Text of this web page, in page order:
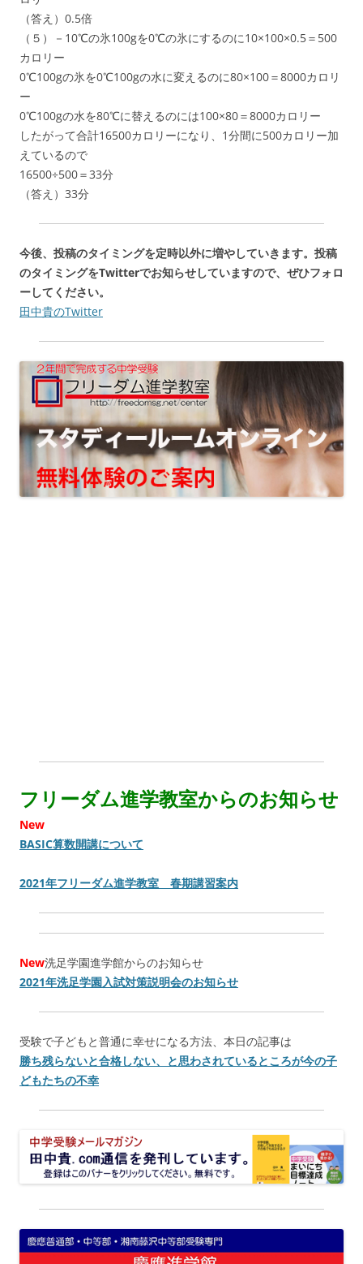
（答え）0.5倍
（５）－10℃の氷100gを0℃の氷にするのに10×100×0.5＝500
カロリー
0℃100gの氷を0℃100gの水に変えるのに80×100＝8000カロリ
ー
0℃100gの水を80℃に替えるのには100×80＝8000カロリー
したがって合計16500カロリーになり、1分間に500カロリー加
えているので
16500÷500＝33分
（答え）33分
今後、投稿のタイミングを定時以外に増やしていきます。投稿
のタイミングをTwitterでお知らせしていますので、ぜひフォロ
ーしてください。
田中貴のTwitter
フリーダム進学教室からのお知らせ
New
BASIC算数開講について
2021年フリーダム進学教室 春期講習案内
New洗足学園進学館からのお知らせ
2021年洗足学園入試対策説明会のお知らせ
受験で子どもと普通に幸せになる方法、本日の記事は
勝ち残らないと合格しない、と思わされているところが今の子
どもたちの不幸